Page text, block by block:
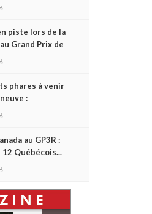
inspiré
piste lors de la
Grand Prix de
phares à venir
:
légende (+
au GP3R :
Québécois...
d'Antoine